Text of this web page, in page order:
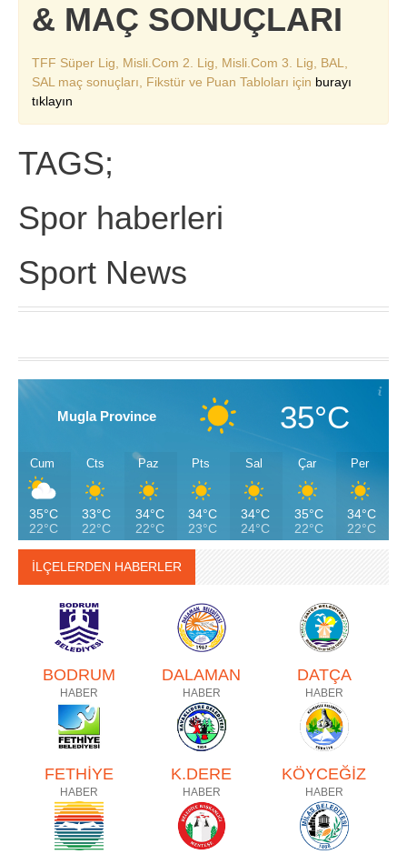
& MAÇ SONUÇLARI
TFF Süper Lig, Misli.Com 2. Lig, Misli.Com 3. Lig, BAL,
SAL maç sonuçları, Fikstür ve Puan Tabloları için burayı
tıklayın
TAGS;
Spor haberleri
Sport News
Mugla Province 35°C
Cum
35°C
22°C
Cts
33°C
22°C
Paz
34°C
22°C
Pts
34°C
23°C
Sal
34°C
24°C
Çar
35°C
22°C
Per
34°C
22°C
İLÇELERDEN HABERLER
BODRUM
HABER
DALAMAN
HABER
DATÇA
HABER
FETHİYE
HABER
K.DERE
HABER
KÖYCEĞİZ
HABER